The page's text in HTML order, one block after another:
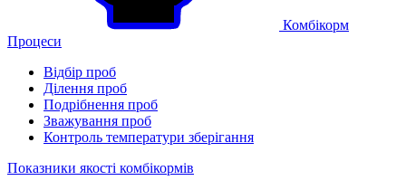
Комбікорм
Процеси
Відбір проб
Ділення проб
Подрібнення проб
Зважування проб
Контроль температури зберігання
Показники якості комбікормів